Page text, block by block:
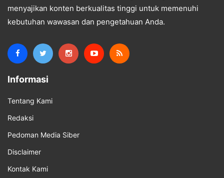
menyajikan konten berkualitas tinggi untuk memenuhi
kebutuhan wawasan dan pengetahuan Anda.
Informasi
Tentang Kami
Redaksi
Pedoman Media Siber
Disclaimer
Kontak Kami